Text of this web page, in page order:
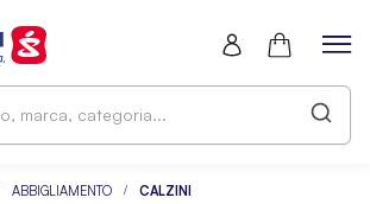
ABBIGLIAMENTO CALZINI